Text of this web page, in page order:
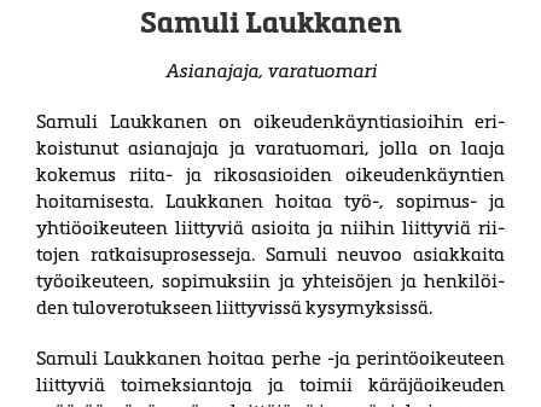
Samuli Laukkanen
Asianajaja, varatuomari
Samuli Laukkanen on oikeuden­käynti­asioi­hin eri­
kois­tunut asi­an­ajaja ja vara­tuo­mari, jolla on laaja
koke­mus riita- ja rikos­asi­oiden oikeu­den­käyntien
hoita­misesta. Laukkanen hoitaa työ-, sopimus- ja
yhtiö­oikeuteen liit­tyviä asi­oita ja niihin liit­tyviä rii­
tojen ratkaisu­prosesseja. Samuli neuvoo asi­ak­kaita
työ­­oi­keu­teen, sopi­­muksiin ja yhtei­söjen ja hen­ki­­löi­
den tulo­­vero­tukseen liit­­tyvissä kysy­­myksissä.
Samuli Laukkanen hoitaa perhe -ja perintö­oikeuteen
liittyviä toi­meksi­antoja ja toimii käräjä­oikeuden